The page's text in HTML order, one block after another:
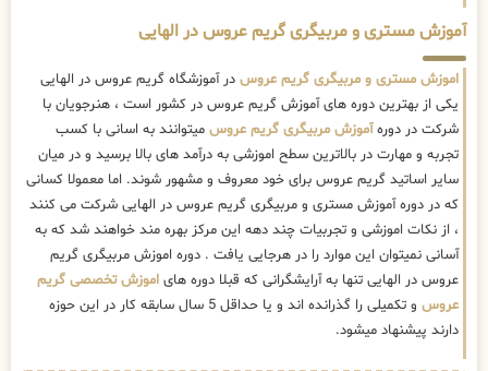
آموزش مستری و مربیگری گریم عروس در الهایی
اموزش مستری و مربیگری گریم عروس در آموزشگاه گریم عروس در الهایی
یکی از بهترین دوره های آموزش گریم عروس در کشور است ، هنرجویان با
شرکت در دورهآموزش مربیگری گریم عروس میتوانند به اسانی با کسب
تجربه و مهارت در بالاترین سطح اموزشی به درآمد های بالا برسید و در میان
سایر اساتید گریم عروس برای خود معروف و مشهور شوند. اما معمولا کسانی
که در دوره آموزش مستری و مربیگری گریم عروس در الهایی شرکت می کنند
، از نکات اموزشی و تجربیات چند دهه این مرکز بهره مند خواهند شد که به
آسانی نمیتوان این موارد را در هرجایی یافت . دوره اموزش مربیگری گریم
عروس در الهایی تنها به آرایشگرانی که قبلا دوره های اموزش تخصصی گریم
عروس
و تکمیلی را گذرانده اند و یا حداقل 5 سال سابقه کار در این حوزه
دارند پیشنهاد میشود.